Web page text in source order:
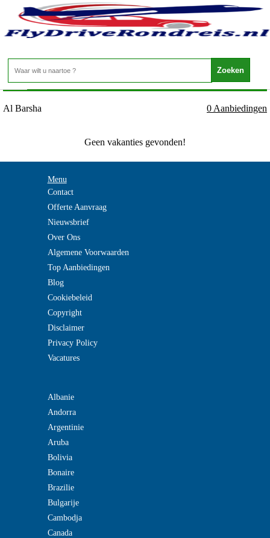
Emiraten - DUBAI - Al Barsha
Home>
Al Barsha 0 Aanbiedingen
Geen vakanties gevonden!
Menu
Contact
Offerte Aanvraag
Nieuwsbrief
Over Ons
Algemene Voorwaarden
Top Aanbiedingen
Blog
Cookiebeleid
Copyright
Disclaimer
Privacy Policy
Vacatures
Albanie
Andorra
Argentinie
Aruba
Bolivia
Bonaire
Brazilie
Bulgarije
Cambodja
Canada